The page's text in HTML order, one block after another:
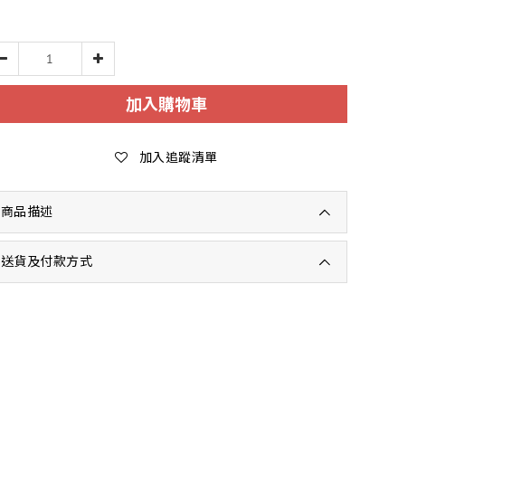
加入購物車
加入追蹤清單
商品描述
送貨及付款方式